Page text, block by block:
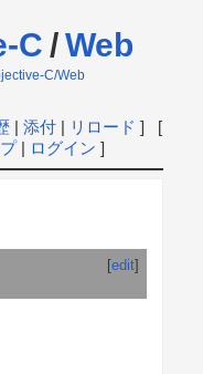
C /Web
C/Web
| 添付| リロード ] [
| ログイン ]
[edit]